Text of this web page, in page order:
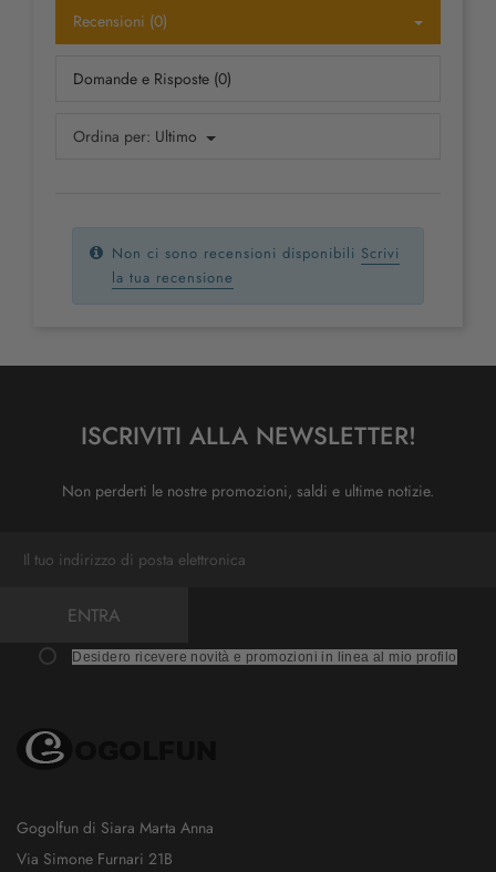
Recensioni (0)
Domande e Risposte (0)
Ordina per: Ultimo
Non ci sono recensioni disponibili Scrivi
la tua recensione
ISCRIVITI ALLA NEWSLETTER!
Non perderti le nostre promozioni, saldi e ultime notizie.
ENTRA
Desidero ricevere novità e promozioni in linea al mio profilo
Gogolfun di Siara Marta Anna
Via Simone Furnari 21B